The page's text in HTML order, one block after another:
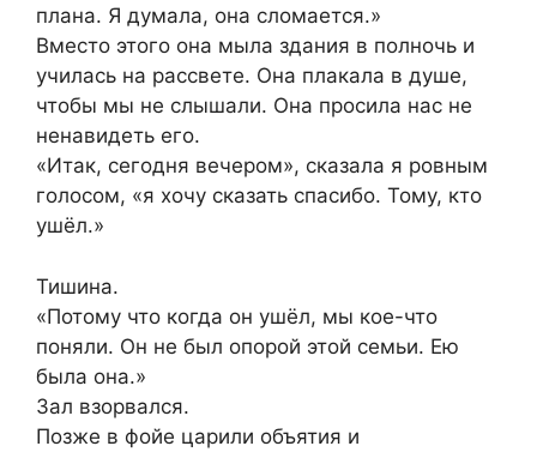
плана. Я думала, она сломается.»
Вместо этого она мыла здания в полночь и
училась на рассвете. Она плакала в душе,
чтобы мы не слышали. Она просила нас не
ненавидеть его.
«Итак, сегодня вечером», сказала я ровным
голосом, «я хочу сказать спасибо. Тому, кто
ушёл.»
Тишина.
«Потому что когда он ушёл, мы кое-что
поняли. Он не был опорой этой семьи. Ею
была она.»
Зал взорвался.
Позже в фойе царили объятия и